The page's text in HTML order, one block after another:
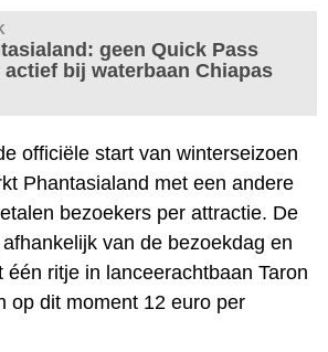
geen Quick Pass
actief bij waterbaan Chiapas
officiële start van winterseizoen
Phantasialand met een andere
bezoekers per attractie. De
van de bezoekdag en
één ritje in lanceerachtbaan Taron
op dit moment 12 euro per